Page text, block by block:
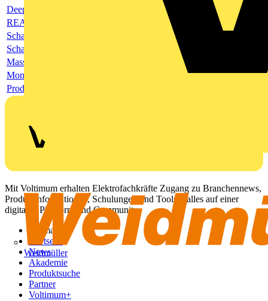
Weidmüller
Deeplink Produktseite
REACH-Deklaration
Schaltbild
Schaltbild
Masszeichnung
Montageanleitung
Produktdatenblatt
Mit Voltimum erhalten Elektrofachkräfte Zugang zu Branchennews,
Produktinformationen, Schulungen und Tools – alles auf einer
digitalen Plattform und Community.
Sitemap
Startseite
News
Akademie
Produktsuche
Partner
Voltimum+